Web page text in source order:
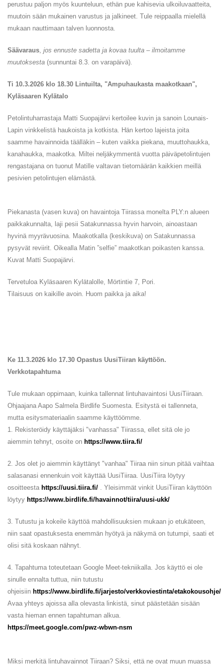
perustuu paljon myös kuunteluun, ethän pue kahisevia ulkoiluvaatteita,
muutoin sään mukainen varustus ja jalkineet. Tule reippaalla mielellä
mukaan nauttimaan talven luonnosta.
Säävaraus, jos ennuste sadetta ja kovaa tuulta – ilmoitamme
muutoksesta (sunnuntai 8.3. on varapäivä).
Ti 10.3.2026 klo 18.30 Lintuilta, "Ampuhaukasta maakotkaan",
Kyläsaaren Kylätalo
Petolintuharrastaja Matti Suopajärvi kertoilee kuvin ja sanoin Lounais-
Lapin vinkkelistä haukoista ja kotkista. Hän kertoo lajeista joita
saamme havainnoida täälläkin – kuten vaikka piekana, muuttohaukka,
kanahaukka, maakotka. Miltei neljäkymmentä vuotta päiväpetolintujen
rengastajana on tuonut Matille valtavan tietomäärän kaikkien meillä
pesivien petolintujen elämästä.
Piekanasta (vasen kuva) on havaintoja Tiirassa monelta PLY:n alueen
paikkakunnalta, laji pesii Satakunnassa hyvin harvoin, ainoastaan
hyvinä myyrävuosina. Maakotkalla (keskikuva) on Satakunnassa
pysyvät reviirit. Oikealla Matin ”selfie” maakotkan poikasten kanssa.
Kuvat Matti Suopajärvi.
Tervetuloa Kyläsaaren Kylätalolle, Mörtintie 7, Pori.
Tilaisuus on kaikille avoin. Huom paikka ja aika!
Ke 11.3.2026 klo 17.30 Opastus UusiTiiran käyttöön.
Verkkotapahtuma
Tule mukaan oppimaan, kuinka tallennat lintuhavaintosi UusiTiiraan.
Ohjaajana Aapo Salmela Birdlife Suomesta. Esitystä ei tallenneta,
mutta esitysmateriaalin saamme käyttöömme.
1. Rekisteröidy käyttäjäksi "vanhassa" Tiirassa, ellet sitä ole jo
aiemmin tehnyt, osoite on https://www.tiira.fi/
2. Jos olet jo aiemmin käyttänyt "vanhaa" Tiiraa niin sinun pitää vaihtaa
salasanasi ennenkuin voit käyttää UusiTiiraa. UusiTiira löytyy
osoitteesta https://uusi.tiira.fi/ . Yleisimmät vinkit UusiTiiran käyttöön
löytyy https://www.birdlife.fi/havainnot/tiira/uusi-ukk/
3. Tutustu ja kokeile käyttöä mahdollisuuksien mukaan jo etukäteen,
niin saat opastuksesta enemmän hyötyä ja näkymä on tutumpi, saati et
olisi sitä koskaan nähnyt.
4. Tapahtuma toteutetaan Google Meet-tekniikalla. Jos käyttö ei ole
sinulle ennalta tuttua, niin tutustu
ohjeisiin https://www.birdlife.fi/jarjesto/verkkoviestinta/etakokousohje/
Avaa yhteys ajoissa alla olevasta linkistä, sinut päästetään sisään
vasta hieman ennen tapahtuman alkua.
https://meet.google.com/pwz-wbwn-nsm
Miksi merkitä lintuhavainnot Tiiraan? Siksi, että ne ovat muun muassa